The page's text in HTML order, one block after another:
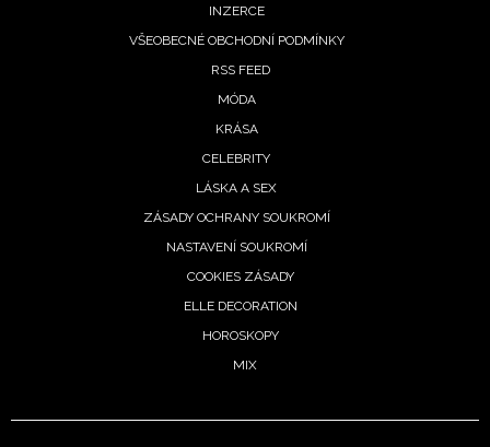
INZERCE
VŠEOBECNÉ OBCHODNÍ PODMÍNKY
RSS FEED
MÓDA
KRÁSA
CELEBRITY
LÁSKA A SEX
ZÁSADY OCHRANY SOUKROMÍ
NASTAVENÍ SOUKROMÍ
COOKIES ZÁSADY
ELLE DECORATION
HOROSKOPY
MIX